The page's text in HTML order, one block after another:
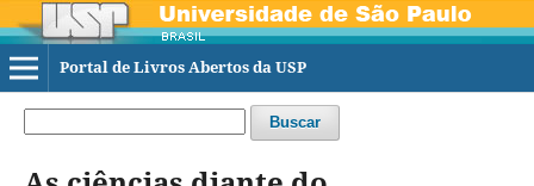
Portal de Livros Abertos da USP
Buscar